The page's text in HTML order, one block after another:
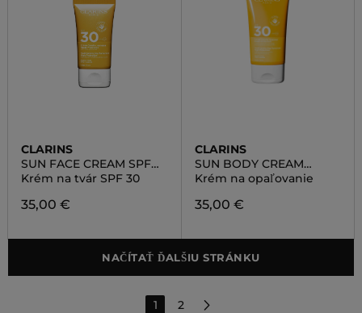
CLARINS
SUN FACE CREAM SPF
30
Krém na tvár SPF 30
35,00 €
CLARINS
SUN BODY CREAM
SPF30
Krém na opaľovanie
35,00 €
NAČÍTAŤ ĎALŠIU STRÁNKU
1 2